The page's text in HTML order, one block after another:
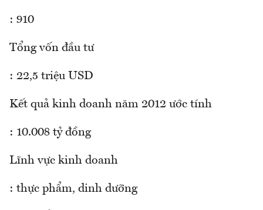
: 910
Tổng vốn đầu tư
: 22,5 triệu USD
Kết quả kinh doanh năm 2012 ước tính
: 10.008 tỷ đồng
Lĩnh vực kinh doanh
: thực phẩm, dinh dưỡng